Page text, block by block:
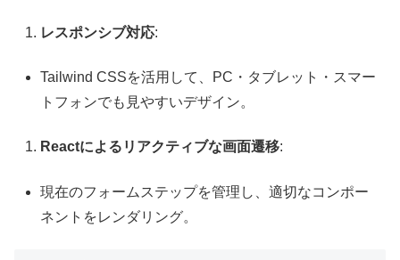
レスポンシブ対応:
Tailwind CSSを活用して、PC・タブレット・スマー
トフォンでも見やすいデザイン。
Reactによるリアクティブな画面遷移:
現在のフォームステップを管理し、適切なコンポー
ネントをレンダリング。